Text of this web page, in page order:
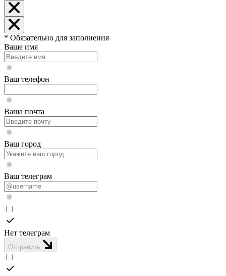
* Обязательно для заполнения
Ваше имя
Ваш телефон
Ваша почта
Ваш город
Ваш телеграм
Нет телеграм
Отправить